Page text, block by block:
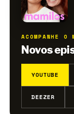
ACOMPANHE O
Novos
YOUTUBE
DEEZER